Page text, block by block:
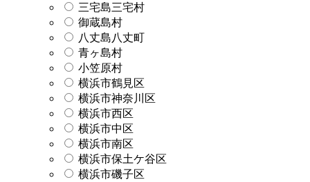
三宅島三宅村
御蔵島村
八丈島八丈町
青ヶ島村
小笠原村
横浜市鶴見区
横浜市神奈川区
横浜市西区
横浜市中区
横浜市南区
横浜市保土ケ谷区
横浜市磯子区